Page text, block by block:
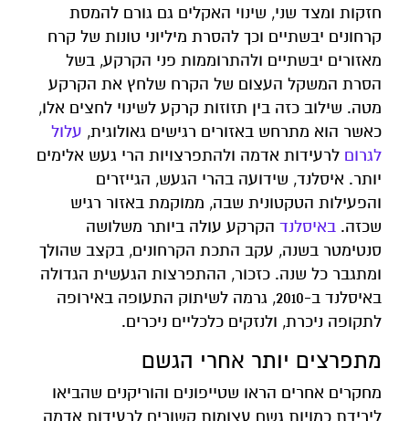
חזקות ומצד שני, שינוי האקלים גם גורם להמסת
קרחונים יבשתיים וכך להסרת מיליוני טונות של קרח
מאזורים יבשתיים ולהתרוממות פני הקרקע, בשל
הסרת המשקל העצום של הקרח שלחץ את הקרקע
מטה. שילוב כזה בין תזוזות קרקע לשינוי לחצים אלו,
כאשר הוא מתרחש באזורים רגישים גאולוגית, עלול
לגרום לרעידות אדמה ולהתפרצויות הרי געש אלימים
יותר. איסלנד, שידועה בהרי הגעש, הגייזרים
והפעילות הטקטונית שבה, ממוקמת באזור רגיש
שכזה. באיסלנד הקרקע עולה ביותר משלושה
סנטימטר בשנה, עקב התכת הקרחונים, בקצב שהולך
ומתגבר כל שנה. כזכור, ההתפרצות הגעשית הגדולה
באיסלנד ב-2010, גרמה לשיתוק התעופה באירופה
לתקופה ניכרת, ולנזקים כלכליים ניכרים.
מתפרצים יותר אחרי הגשם
מחקרים אחרים הראו שטייפונים והוריקנים שהביאו
לירידת כמויות גשם עצומות קשורים לרעידות אדמה